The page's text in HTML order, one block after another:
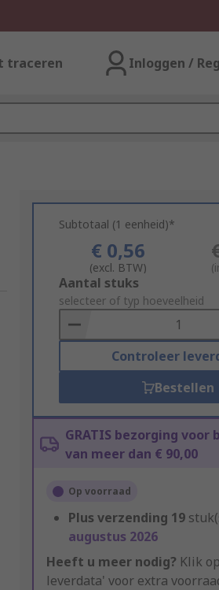
traceren Inloggen /
Subtotaal (1 eenheid)*
€ 0,56
(excl. BTW)
Add
to
Basket
Aantal stuks
selecteer of typ hoeveelheid
Controleer
Bestellen
GRATIS bezorging voor
van meer dan € 90,00
Op voorraad
Plus verzending 19
augustus 2026
Heeft u meer nodig? Klik
leverdata' voor extra